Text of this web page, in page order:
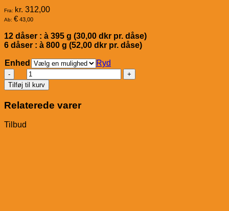
Fra: kr. 312,00
Ab: € 43,00
12 dåser : à 395 g (30,00 dkr pr. dåse)
6 dåser : à 800 g (52,00 dkr pr. dåse)
Enhed
Ryd
Wolfsblut
Grey
Peak
Dåsemad
antal
Tilføj til kurv
Relaterede varer
Tilbud